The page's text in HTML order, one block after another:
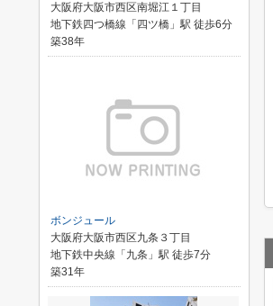
大阪府大阪市西区南堀江１丁目
地下鉄四つ橋線「四ツ橋」駅 徒歩6分
築38年
ボンジュール
大阪府大阪市西区九条３丁目
地下鉄中央線「九条」駅 徒歩7分
築31年